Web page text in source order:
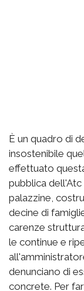
È un quadro di
insostenibile
effettuato
pubblica dell'Atc
palazzine,
decine di
carenze
le continue e
denunciano di
concrete. Per